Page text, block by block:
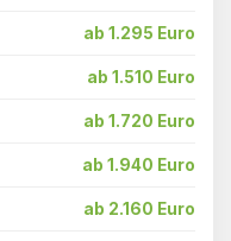
ab 1.295 Euro
ab 1.510 Euro
ab 1.720 Euro
ab 1.940 Euro
ab 2.160 Euro